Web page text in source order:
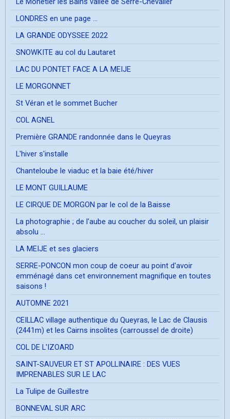
LONDRES en une page ...
LA GRANDE ODYSSEE 2022
SNOWKITE au col du Lautaret
LAC DU PONTET FACE A LA MEIJE
LE MORGONNET
St Véran et le sommet Bucher
COL AGNEL
Première GRANDE randonnée dans le Queyras
L'hiver s'installe
Chanteloube le viaduc et la baie été/hiver
LE MONT GUILLAUME
LE CIRQUE DE MORGON par le col de la Baisse
La photographie ; de l'aube au coucher du soleil, un plaisir
absolu ...
LA MEIJE et ses glaciers
SERRE-PONCON mon coup de coeur au point d'avoir
emménagé dans cet environnement magnifique en toutes
saisons !
AUTOMNE 2021
CEILLAC village authentique du Queyras, le Lac de Clausis
(2441m) et les Cairns insolites (carroussel de droite)
COL DE L'IZOARD
SAINT-SAUVEUR ET ST APOLLINAIRE : DES VUES
IMPRENABLES SUR LE LAC
La Tulipe de Guillestre
BONNEVAL SUR ARC